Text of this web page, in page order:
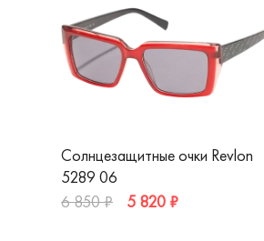
Солнцезащитные очки Revlon
5289 06
6 850 ₽
5 820 ₽